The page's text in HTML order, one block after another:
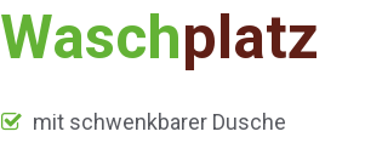
Waschplatz
mit schwenkbarer Dusche